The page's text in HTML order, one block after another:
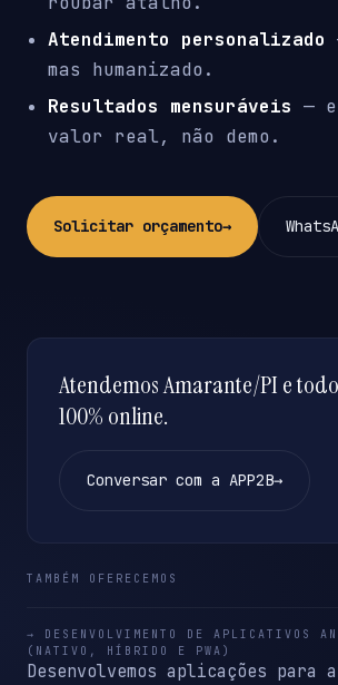
Atendimento personalizado
mas humanizado.
Resultados mensuráveis —
valor real, não demo.
Solicitar orçamento→
Atendemos Amarante/PI e
100% online.
Conversar com a APP2B→
TAMBÉM OFERECEMOS
→ DESENVOLVIMENTO DE APLICATIVOS
(NATIVO, HÍBRIDO E PWA)
Desenvolvemos aplicações para